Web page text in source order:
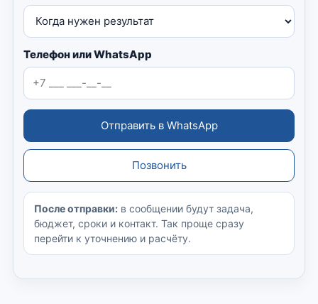
Телефон или WhatsApp
Отправить в WhatsApp
Позвонить
После отправки: в сообщении будут задача,
бюджет, сроки и контакт. Так проще сразу
перейти к уточнению и расчёту.